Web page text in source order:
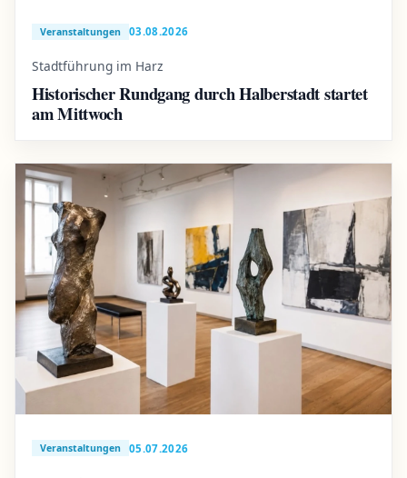
Veranstaltungen 03.08.2026
Stadtführung im Harz
Historischer Rundgang durch Halberstadt startet
am Mittwoch
Veranstaltungen 05.07.2026